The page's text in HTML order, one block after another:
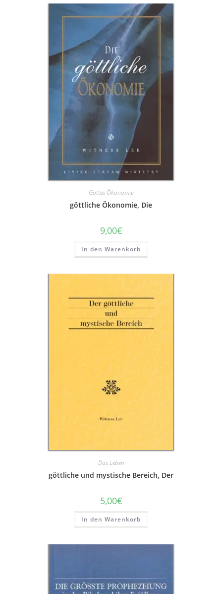
Gottes Ökonomie
göttliche Ökonomie, Die
9,00€
In den Warenkorb
Das Leben
göttliche und mystische Bereich, Der
5,00€
In den Warenkorb